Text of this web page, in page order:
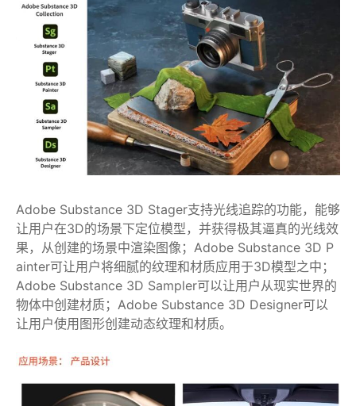
Adobe Substance 3D Stager支持光线追踪的功能，能够
让用户在3D的场景下定位模型，并获得极其逼真的光线效
果，从创建的场景中渲染图像；Adobe Substance 3D P
ainter可让用户将细腻的纹理和材质应用于3D模型之中；
Adobe Substance 3D Sampler可以让用户从现实世界的
物体中创建材质；Adobe Substance 3D Designer可以
让用户使用图形创建动态纹理和材质。